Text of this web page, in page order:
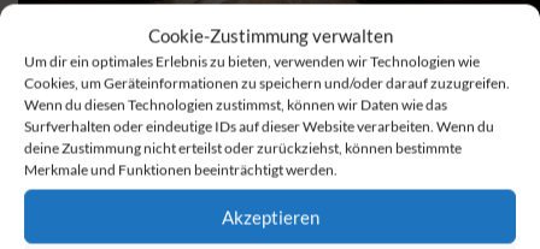
Cookie-Zustimmung verwalten
Um dir ein optimales Erlebnis zu bieten, verwenden wir Technologien wie
Cookies, um Geräteinformationen zu speichern und/oder darauf zuzugreifen.
Wenn du diesen Technologien zustimmst, können wir Daten wie das
Surfverhalten oder eindeutige IDs auf dieser Website verarbeiten. Wenn du
deine Zustimmung nicht erteilst oder zurückziehst, können bestimmte
Merkmale und Funktionen beeinträchtigt werden.
Akzeptieren